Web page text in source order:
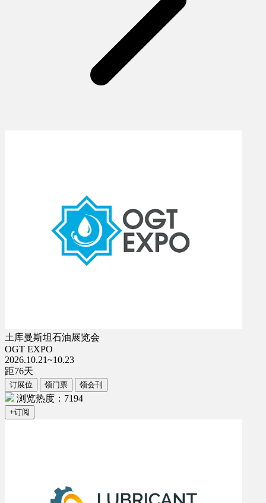
土库曼斯坦石油展览会
OGT EXPO
2026.10.21~10.23
距76天
订展位 领门票 领会刊
浏览热度：7194
+订阅